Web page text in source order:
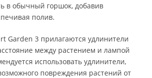
в обычный горшок, добавив
полив.
Garden 3 прилагаются удлинители
между растением и лампой
использовать удлинители,
повреждения растений от